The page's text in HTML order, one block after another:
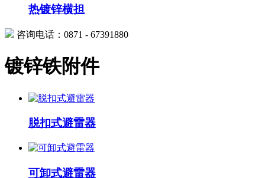
热镀锌横担
咨询电话：0871 - 67391880
镀锌铁附件
脱扣式避雷器
可卸式避雷器